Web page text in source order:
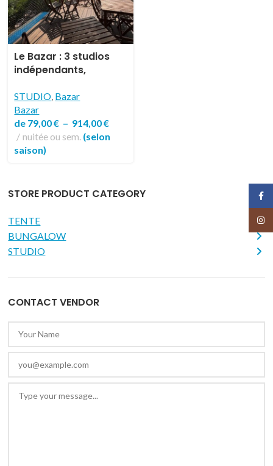
STORE PRODUCT CATEGORY
TENTE
BUNGALOW
STUDIO
CONTACT VENDOR
Le Bazar : 3 studios
indépendants,
mer
STUDIO, Bazar
Bazar
de 79,00€ – 914,00€
nuitée ou sem. (selon
saison)